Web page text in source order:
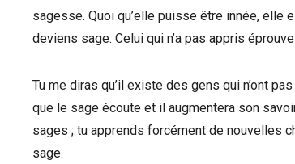
sagesse. Quoi qu’elle puisse être innée, elle
deviens sage. Celui qui n’a pas appris
Tu me diras qu’il existe des gens qui n’ont
que le sage écoute et il augmentera son
sages ; tu apprends forcément de nouvelles
sage.